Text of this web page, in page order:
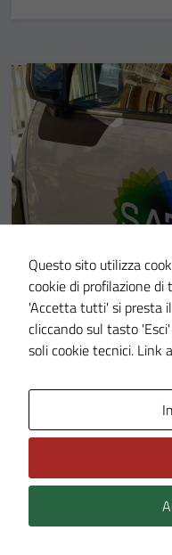
NOTIZIE 17
SAT avviso bandi
Accesso all'informazione
Questo sito utilizza
cookie di profilazione
'Accetta tutti' si presta
cliccando sul tasto
soli cookie tecnici. Link